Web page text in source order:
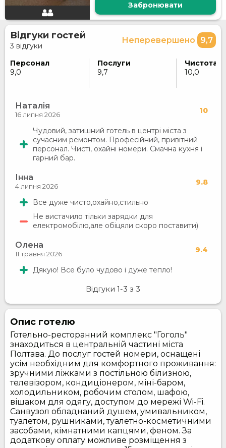
Забронювати
Відгуки гостей
3 відгуки
Неперевершено 9,7
Персонал
9,0
Послуги
9,7
Чистота
10,0
Наталія 10
16 липня 2026
Чудовий, затишний готель в центрі міста з
сучасним ремонтом. Професійний, привітний
персонал. Чисті, охайні номери. Смачна кухня і
гарний бар.
Інна 9.8
4 липня 2026
Все дуже чисто,охайно,стильно
Не вистачило тільки зарядки для
електромобілю,але обіцяли скоро поставити)
Олена 9.4
11 травня 2026
Дякую! Все було чудово і дуже тепло!
Відгуки 1-3 з 3
Опис готелю
Готельно-ресторанний комплекс "Гоголь"
знаходиться в центральній частині міста
Полтава. До послуг гостей номери, оснащені
усім необхідним для комфортного проживання:
зручними ліжками з постільною білизною,
телевізором, кондиціонером, міні-баром,
холодильником, робочим столом, шафою,
вішаком для одягу, доступом до мережі Wi-Fi.
Санвузол обладнаний душем, умивальником,
туалетом, рушниками, туалетно-косметичними
засобами, кімнатними капцями, феном. За
додаткову оплату можливе розміщення з